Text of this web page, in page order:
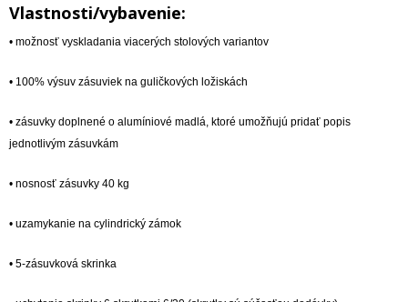
Vlastnosti/vybavenie:
• možnosť vyskladania viacerých stolových variantov
• 100% výsuv zásuviek na guličkových ložiskách
• zásuvky doplnené o alumíniové madlá, ktoré umožňujú pridať popis
jednotlivým zásuvkám
• nosnosť zásuvky 40 kg
• uzamykanie na cylindrický zámok
• 5-zásuvková skrinka